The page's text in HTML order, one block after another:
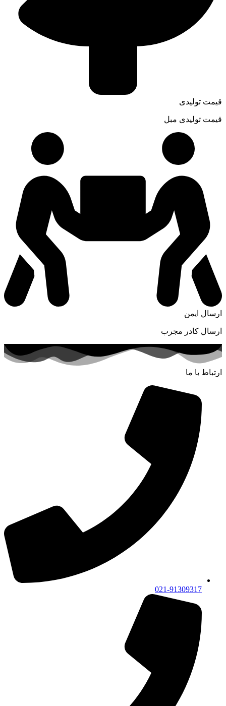
قیمت تولیدی
قیمت تولیدی مبل
ارسال ایمن
ارسال کادر مجرب
ارتباط با ما
021-91309317